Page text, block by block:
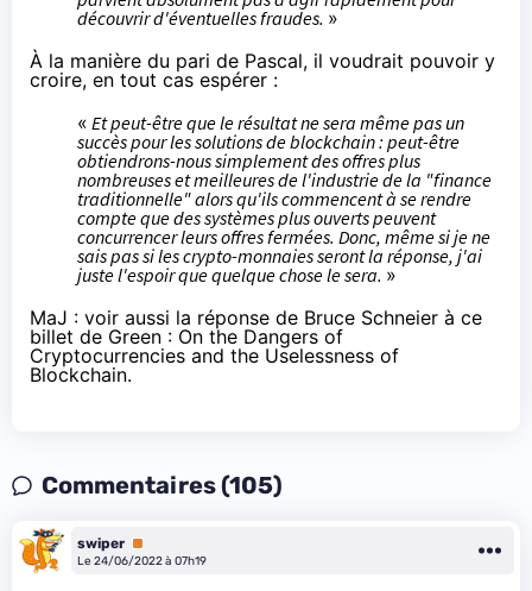
découvrir d'éventuelles fraudes. »
À la manière du pari de Pascal, il voudrait pouvoir y
croire, en tout cas espérer :
« Et peut-être que le résultat ne sera même pas un
succès pour les solutions de blockchain : peut-être
obtiendrons-nous simplement des offres plus
nombreuses et meilleures de l'industrie de la "finance
traditionnelle" alors qu'ils commencent à se rendre
compte que des systèmes plus ouverts peuvent
concurrencer leurs offres fermées. Donc, même si je ne
sais pas si les crypto-monnaies seront la réponse, j'ai
juste l'espoir que quelque chose le sera. »
MaJ : voir aussi la réponse de Bruce Schneier à ce
billet de Green : On the Dangers of
Cryptocurrencies and the Uselessness of
Blockchain.
Commentaires (105)
swiper Premium
Le 24/06/2022 à 07h19